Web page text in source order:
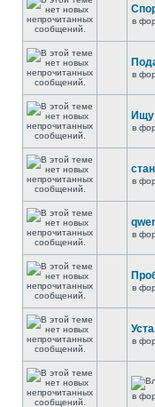
в
в
Ищу
в
в
в
в
в
в